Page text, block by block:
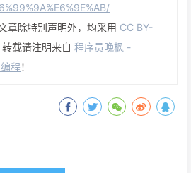
章除特别声明外，均采用 CC BY-
载请注明来自 程序员晚枫 -
程！